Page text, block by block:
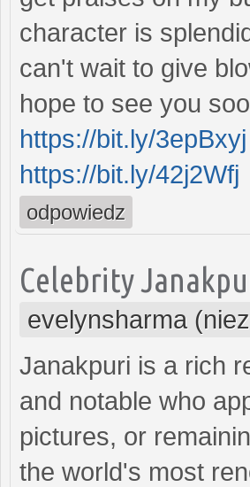
character is
can't wait to give
hope to see you
https://bit.ly/3epBxyj
https://bit.ly/42j2Wfj
odpowiedz
Celebrity
evelynsharma
Janakpuri is a rich
and notable who
pictures, or
the world's most